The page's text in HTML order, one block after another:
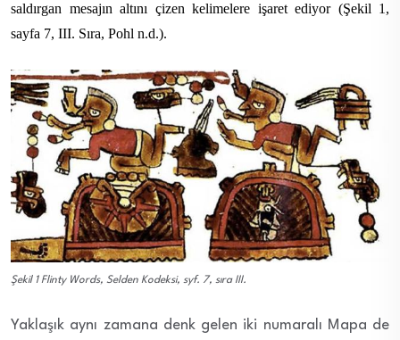
saldırgan mesajın altını çizen kelimelere işaret ediyor (Şekil 1,
sayfa 7, III. Sıra, Pohl n.d.).
Şekil 1 Flinty Words, Selden Kodeksi, syf. 7, sıra III.
Yaklaşık aynı zamana denk gelen iki numaralı Mapa de